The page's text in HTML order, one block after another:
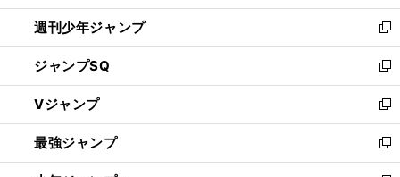
開
く
週刊少年ジャンプ
新
し
い
ウ
ィ
ン
ド
ウ
ジャンプSQ
新
し
い
ウ
ィ
ン
Vジャンプ
新
し
い
ウ
最強ジャンプ
新
し